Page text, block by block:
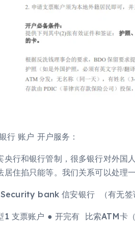
行 账户 开户服务：
央行和银行管制，很多银行对外国
居住掐只能等。我们关系可以处理
bank 信安银行 （有无签
1 支票账户 ● 开完有 比索ATM卡